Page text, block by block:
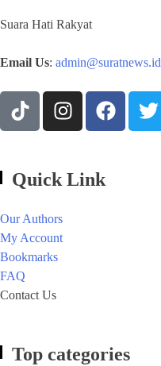
Suara Hati Rakyat
Email Us: admin@suratnews.id
Quick Link
Our Authors
My Account
Bookmarks
FAQ
Contact Us
Top categories